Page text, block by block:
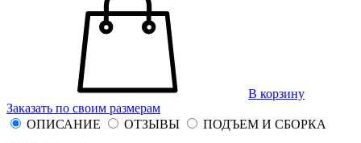
В корзину
Заказать по своим размерам
ОПИСАНИЕ
ОТЗЫВЫ
ПОДЪЕМ И СБОРКА